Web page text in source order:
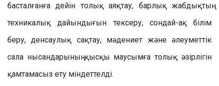
басталғанға дейін толық аяқтау, барлық жабдықтың
техникалық дайындығын тексеру, сондай-ақ білім
беру, денсаулық сақтау, мәдениет және әлеуметтік
сала нысандарының қысқы маусымға толық әзірлігін
қамтамасыз ету міндеттелді.